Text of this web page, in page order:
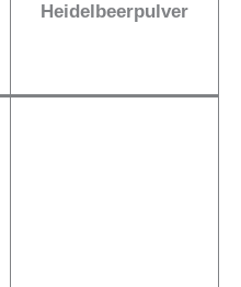
Heidelbeerpulver